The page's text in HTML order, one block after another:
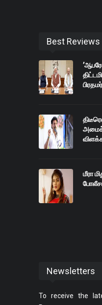
Best Reviews
மீரா
Newsletters
To receive the